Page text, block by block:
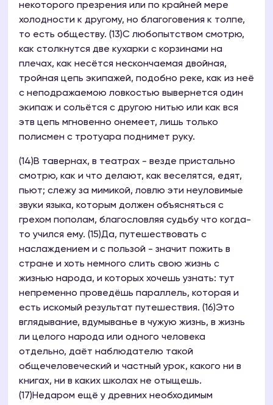
некоторого презрения или по крайней мере
холодности к другому, но благоговения к толпе,
то есть обществу. (13)С любопытством смотрю,
как столкнутся две кухарки с корзинами на
плечах, как несётся нескончаемая двойная,
тройная цепь экипажей, подобно реке, как из неё
с неподражаемою ловкостью вывернется один
экипаж и сольётся с другою нитью или как вся
этв цепь мгновенно онемеет, лишь только
полисмен с тротуара поднимет руку.
(14)В тавернах, в театрах - везде пристально
смотрю, как и что делают, как веселятся, едят,
пьют; слежу за мимикой, ловлю эти неуловимые
звуки языка, которым должен объясняться с
грехом пополам, благословляя судьбу что когда-
то учился ему. (15)Да, путешествовать с
наслаждением и с пользой - значит пожить в
стране и хоть немного слить свою жизнь с
жизнью народа, и которых хочешь узнать: тут
непременно проведёшь параллель, которая и
есть искомый результат путешествия. (16)Это
вглядывание, вдумыванье в чужую жизнь, в жизнь
ли целого народа или одного человека
отдельно, даёт наблюдателю такой
общечеловеческий и частный урок, какого ни в
книгах, ни в каких школах не отыщешь.
(17)Недаром ещё у древних необходимым